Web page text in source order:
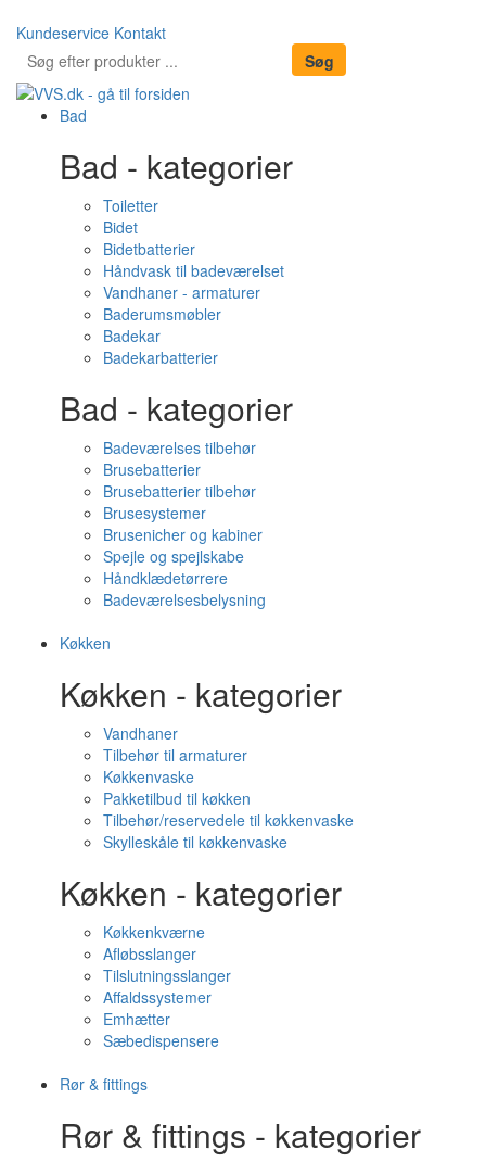
Kundeservice Kontakt
Bad
Bad - kategorier
Toiletter
Bidet
Bidetbatterier
Håndvask til badeværelset
Vandhaner - armaturer
Baderumsmøbler
Badekar
Badekarbatterier
Bad - kategorier
Badeværelses tilbehør
Brusebatterier
Brusebatterier tilbehør
Brusesystemer
Brusenicher og kabiner
Spejle og spejlskabe
Håndklædetørrere
Badeværelsesbelysning
Køkken
Køkken - kategorier
Vandhaner
Tilbehør til armaturer
Køkkenvaske
Pakketilbud til køkken
Tilbehør/reservedele til køkkenvaske
Skylleskåle til køkkenvaske
Køkken - kategorier
Køkkenkværne
Afløbsslanger
Tilslutningsslanger
Affaldssystemer
Emhætter
Sæbedispensere
Rør & fittings
Rør & fittings - kategorier